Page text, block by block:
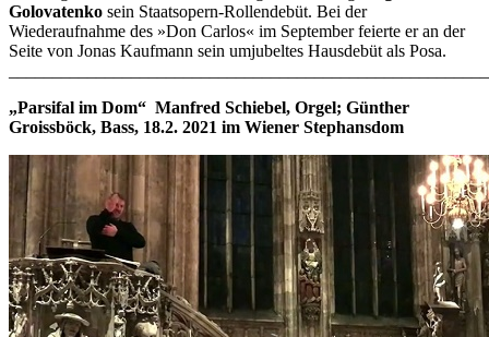
Golovatenko sein Staatsopern-Rollendebüt. Bei der
Wiederaufnahme des »Don Carlos« im September feierte er an der
Seite von Jonas Kaufmann sein umjubeltes Hausdebüt als Posa.
„Parsifal im Dom“ Manfred Schiebel, Orgel; Günther
Groissböck, Bass, 18.2. 2021 im Wiener Stephansdom